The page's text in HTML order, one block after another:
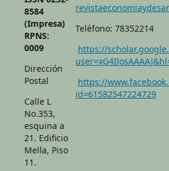
8584
(Impresa)
RPNS:
0009
Dirección
Postal
Calle L
No.353,
esquina a
21. Edificio
Mella, Piso
11.
Teléfono: 78352214
https://
https://
id=61582547224729